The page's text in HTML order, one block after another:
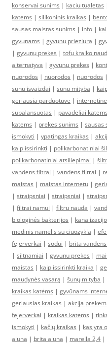
konservai sunims | kaciu tualetas
katems | silikoninis kraikas |
sausas maistas sunims | info |
gyvunams | gyvunu prieziura |
| gyvunu prekes | tofu kraiko
alternatyva | gyvunu prekes |
nuorodos | nuorodos | nuorodos |
sunu isvaizdai | sunu mityba |
geriausia parduotuve |
subalansuotas | pavadeliai katems
katems | prekes sunims | sausas
ismokyti | ypatingas kraikas |
kaip issirinkti | polikarbonatiniai
polikarbonatiniai atsiliepimai |
vandens filtrai | vandens filtrai |
maistas | maistas internetu |
| straipsniai | straipsniai |
| filtrai namui | filtru nauda |
biologinės bakterijos |
medinis namelis su ciuozykla |
fejerverkai | sodui | brita
| siltnamiai | gyvunu prekes |
maistas | kaip issirinkti kraika |
maudynės vasarą | šunų mityba |
kraikas katėms | gyvūnams
geriausias kraikas | akcija
fejerverkai | kraikas katems |
ismokyti | kačių kraikas | kas yra
aluna | brita aluna | marella 2,4 |